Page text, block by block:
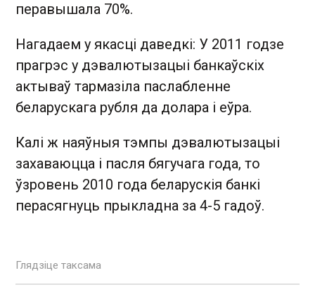
перавышала 70%.
Нагадаем у якасці даведкі: У 2011 годзе
прагрэс у дэвалютызацыі банкаўскіх
актываў тармазіла паслабленне
беларускага рубля да долара і еўра.
Калі ж наяўныя тэмпы дэвалютызацыі
захаваюцца і пасля бягучага года, то
ўзровень 2010 года беларускія банкі
перасягнуць прыкладна за 4-5 гадоў.
Глядзіце таксама